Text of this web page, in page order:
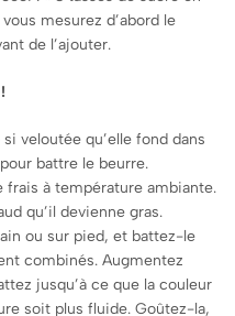
mesurez d’abord le
de l’ajouter.
veloutée qu’elle fond dans
battre le beurre.
à température ambiante.
qu’il devienne gras.
ou sur pied, et battez-le
combinés. Augmentez
jusqu’à ce que la couleur
soit plus fluide. Goûtez-la,